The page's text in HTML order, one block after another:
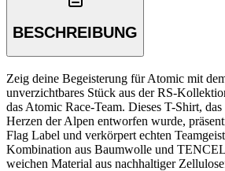
BESCHREIBUNG
Zeig deine Begeisterung für Atomic mit
unverzichtbares Stück aus der RS-
das Atomic Race-Team. Dieses T-Shirt,
Herzen der Alpen entworfen wurde,
Flag Label und verkörpert echten
Kombination aus Baumwolle und
weichen Material aus nachhaltiger